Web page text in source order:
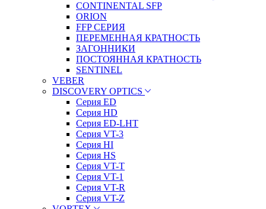
CONTINENTAL SFP
ORION
FFP СЕРИЯ
ПЕРЕМЕННАЯ КРАТНОСТЬ
ЗАГОННИКИ
ПОСТОЯННАЯ КРАТНОСТЬ
SENTINEL
VEBER
DISCOVERY OPTICS
Серия ED
Серия HD
Серия ED-LHT
Серия VT-3
Серия HI
Серия HS
Серия VT-T
Серия VT-1
Серия VT-R
Серия VT-Z